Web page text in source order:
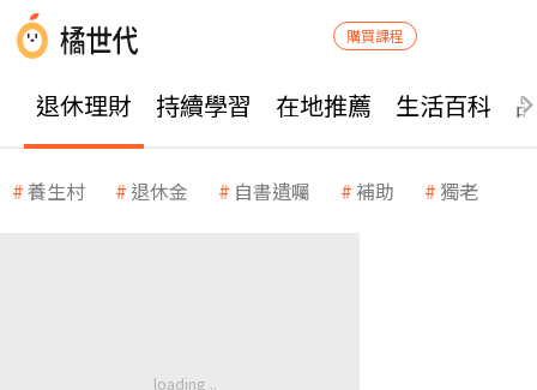
購買課程
退休理財 持續學習 在地推薦 生活百科
養生村 退休金 自書遺囑 補助 獨老